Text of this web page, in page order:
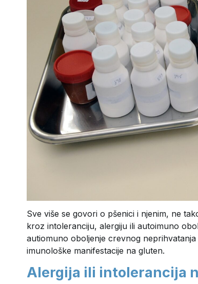
Sve više se govori o pšenici i njenim, ne
kroz intoleranciju, alergiju ili autoimuno
autiomuno oboljenje crevnog neprihvatanja
imunološke manifestacije na gluten.
Alergija ili intolerancija